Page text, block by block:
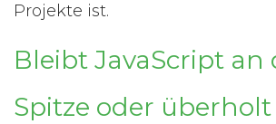
Projekte ist.
Bleibt JavaScript an
Spitze oder